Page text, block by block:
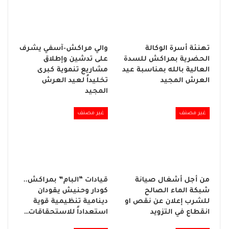
تهنئة أسرة الوكالة
الحضرية بمراكش للسدة
العالية بالله بمناسبة عيد
العرش المجيد
والي مراكش-آسفي يشرف
على تدشين وإطلاق
مشاريع تنموية كبرى
تخليداً لعيد العرش
المجيد
غير مصنف
من أجل أشغال صيانة
شبكة الماء الصالح
للشرب إعلان عن نقص او
انقطاع في التزويد
غير مصنف
قيادات “البام” بمراكش..
كودار وحنيش يقودان
دينامية تنظيمية قوية
استعداداً للاستحقاقات…